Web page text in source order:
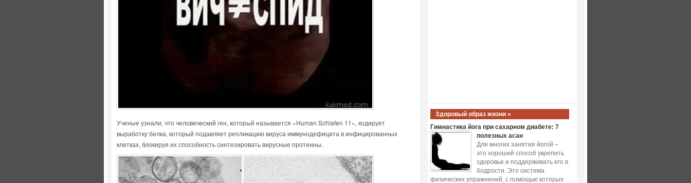
Ученые узнали, что человеческий ген, который называется «Human Schlafen 11», кодирует
выработку белка, который подавляет репликацию вируса иммунодефицита в инфицированных
клетках, блокируя их способность синтезировать вирусные протеины.
Здоровый образ жизни »
Гимнастика йога при сахарном диабете: 7
полезных асан
Для многих занятия йогой –
это хороший способ укрепить
здоровье и поддерживать его в
бодрости. Это система
физических упражнений, с помощью которых